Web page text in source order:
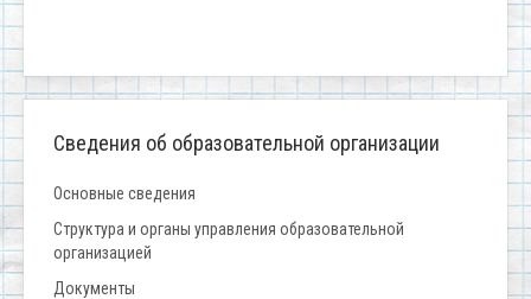
Сведения об образовательной организации
Основные сведения
Структура и органы управления образовательной
организацией
Документы